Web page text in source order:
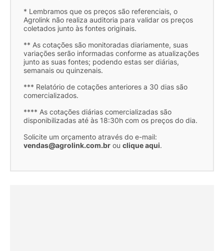
* Lembramos que os preços são referenciais, o
Agrolink não realiza auditoria para validar os preços
coletados junto às fontes originais.
** As cotações são monitoradas diariamente, suas
variações serão informadas conforme as atualizações
junto as suas fontes; podendo estas ser diárias,
semanais ou quinzenais.
*** Relatório de cotações anteriores a 30 dias são
comercializados.
**** As cotações diárias comercializadas são
disponibilizadas até às 18:30h com os preços do dia.
Solicite um orçamento através do e-mail:
vendas@agrolink.com.br ou clique aqui.